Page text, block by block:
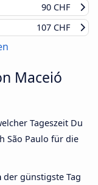
90 CHF
107 CHF
Maceió
Tageszeit Du
São Paulo für die
der günstigste Tag